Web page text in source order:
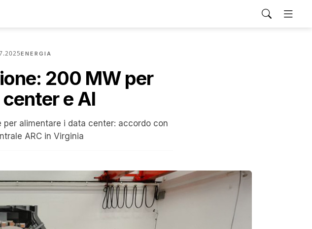
ENERGIA
200 MW per
e AI
per alimentare i data center: accordo con
ARC in Virginia